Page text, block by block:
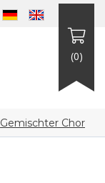
(0)
Gemischter Chor